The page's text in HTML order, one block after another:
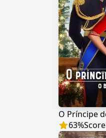
63%Score